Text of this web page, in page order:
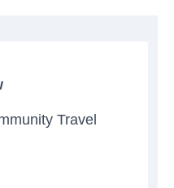
Travel